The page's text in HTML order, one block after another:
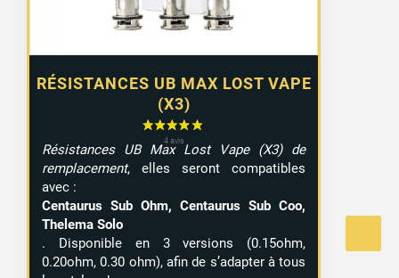
RÉSISTANCES UB MAX LOST VAPE
(X3)
Résistances UB Max Lost Vape (X3) de
remplacement, elles seront compatibles
avec :
Centaurus Sub Ohm, Centaurus Sub Coo,
Thelema Solo
. Disponible en 3 versions (0.15ohm,
0.20ohm, 0.30 ohm), afin de s’adapter à tous